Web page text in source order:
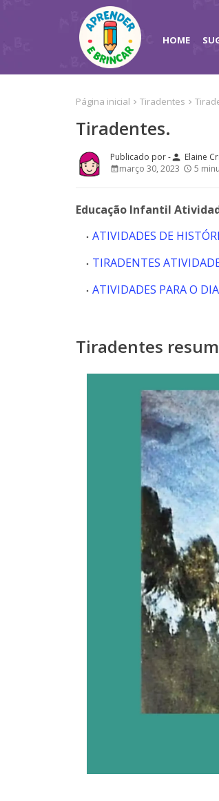
HOME
Página inicial Tiradentes
Tiradentes.
person Elaine
março 30, 2023
5
Educação Infantil
ATIVIDADES DE
TIRADENTES
ATIVIDADES PARA O
Tiradentes